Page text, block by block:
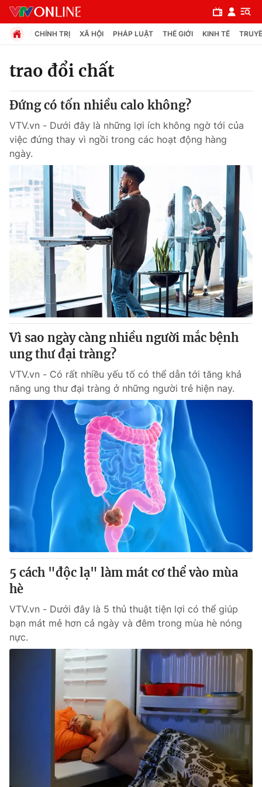
Chuyên mục
Xã hội
Pháp luật
Thế giới
Tin tức
Thế giới đó đây
Câu chuyện quốc tế
Kinh tế
Tài chính
Thị trường
Góc doanh nghiệp
Dữ liệu và đời sống
Truyền hình
Phim VTV
Hậu trường
Nhân vật
Khán giả
Giải sao mai
Giải trí
Điện ảnh
Âm nhạc
Đời sống
Làm đẹp
Chất lượng cuộc sống
Giáo dục
Tuyển sinh
Học trực tuyến
Công nghệ
Hitech Công nghệ tương lai
Sản phẩm
Thị trường
Tư vấn
Giao lưu trực tuyến
Lịch phát sóng
Emagazine Podcast
Infographic
Shorts video
VTV Money VTV Thể thao
VTV Sức khoẻ Bất động sản
CHÍNH TRỊ XÃ HỘI PHÁP LUẬT THẾ GIỚI KINH TẾ
trao đổi chất
Đứng có tốn nhiều calo không?
VTV.vn - Dưới đây là những lợi ích không ngờ tới của
việc đứng thay vì ngồi trong các hoạt động hàng
ngày.
Vì sao ngày càng nhiều người mắc bệnh
ung thư đại tràng?
VTV.vn - Có rất nhiều yếu tố có thể dẫn tới tăng khả
năng ung thư đại tràng ở những người trẻ hiện nay.
5 cách "độc lạ" làm mát cơ thể vào mùa
hè
VTV.vn - Dưới đây là 5 thủ thuật tiện lợi có thể giúp
bạn mát mẻ hơn cả ngày và đêm trong mùa hè nóng
nực.